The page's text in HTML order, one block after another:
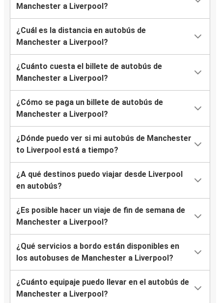
Manchester a Liverpool?
¿Cuál es la distancia en autobús de
Manchester a Liverpool?
¿Cuánto cuesta el billete de autobús de
Manchester a Liverpool?
¿Cómo se paga un billete de autobús de
Manchester a Liverpool?
¿Dónde puedo ver si mi autobús de Manchester
to Liverpool está a tiempo?
¿A qué destinos puedo viajar desde Liverpool
en autobús?
¿Es posible hacer un viaje de fin de semana de
Manchester a Liverpool?
¿Qué servicios a bordo están disponibles en
los autobuses de Manchester a Liverpool?
¿Cuánto equipaje puedo llevar en el autobús de
Manchester a Liverpool?